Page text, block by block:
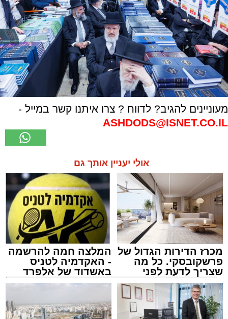
מעוניינים להגיב? לדווח ? צרו איתנו קשר במייל -
ASHDODS@ISNET.CO.IL
אולי יעניין אותך גם
מכרז הדירות הגדול של
פרשקובסקי. כל מה
שצריך לדעת לפני
שמגישים הצעה לדירה
באשדוד
המלצה חמה להרשמה
- האקדמיה לטניס
באשדוד של אלפרד
קריאולנסקי - לילדים